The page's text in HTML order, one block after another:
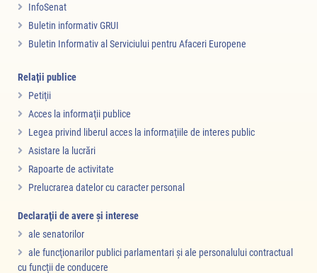
InfoSenat
Buletin informativ GRUI
Buletin Informativ al Serviciului pentru Afaceri Europene
Relaţii publice
Petiţii
Acces la informaţii publice
Legea privind liberul acces la informaţiile de interes public
Asistare la lucrări
Rapoarte de activitate
Prelucrarea datelor cu caracter personal
Declaraţii de avere şi interese
ale senatorilor
ale funcţionarilor publici parlamentari şi ale personalului contractual
cu funcţii de conducere